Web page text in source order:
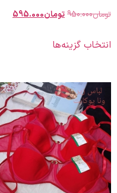
تومان595.000
گزینه‌ها